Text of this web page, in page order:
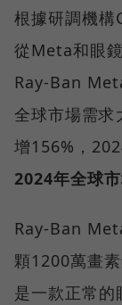
根據研調機
從Meta和眼
Ray-Ban
全球市場需
增156%，
2024年全球
Ray-Ban
顆1200萬畫
是一款正常的